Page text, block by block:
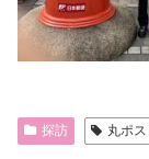
探訪 丸ポス